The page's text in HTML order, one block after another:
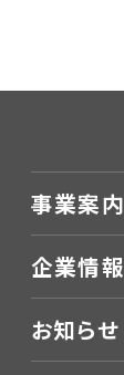
事業案内
企業情報
お知らせ